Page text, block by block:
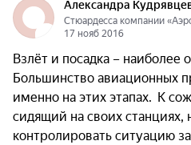
Александра
Стюардесса компании
17 нояб 2016
Взлёт и посадка – наиболее
Большинство авиационных
именно на этих этапах. К
сидящий на своих станциях,
контролировать ситуацию